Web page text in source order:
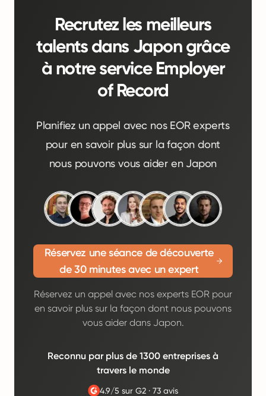
Recrutez les meilleurs
talents dans Japon grâce
à notre service Employer
of Record
Planifiez un appel avec nos EOR experts
pour en savoir plus sur la façon dont
nous pouvons vous aider en Japon
Réservez une séance de découverte
de 30 minutes avec un expert
Réservez un appel avec nos experts EOR pour
en savoir plus sur la façon dont nous pouvons
vous aider dans Japon.
Reconnu par plus de 1300 entreprises à
travers le monde
4.9/5 sur G2 ·73 avis